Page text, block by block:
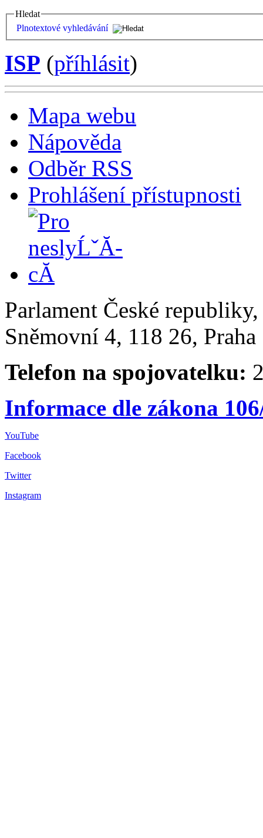
Hledat
Plnotextové vyhledávání
ISP (příhlásit)
Mapa webu
Nápověda
Odběr RSS
Prohlášení přístupnosti
Parlament České
Sněmovní 4, 118 26,
Telefon na spojovatelku:
Informace dle zákona
YouTube
Facebook
Twitter
Instagram